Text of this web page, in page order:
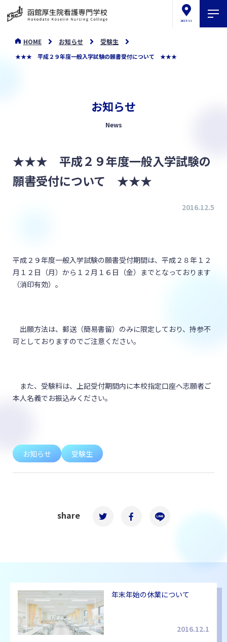
access
HOME お知らせ 受験生
★★★ 平成２９年度一般入学試験の願書受付について ★★★
お知らせ
News
★★★ 平成２９年度一般入学試験の
願書受付について ★★★
2016.12.5
平成２９年度一般入学試験の願書受付期間は、平成２８年１２
月１２日（月）から１２月１６日（金）までとなっております
（消印有効）。
出願方法は、郵送（簡易書留）のみに限定しており、持参不
可としておりますのでご注意ください。
また、受験料は、上記受付期間内に本校指定口座へ志願者ご
本人名義でお振込みください。
お知らせ 受験生
share
年末年始の休業について
2016.12.1